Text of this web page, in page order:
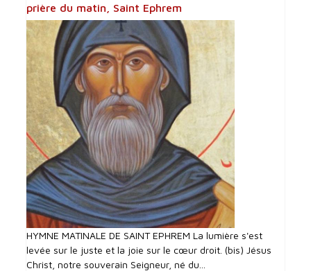
prière du matin, Saint Ephrem
HYMNE MATINALE DE SAINT EPHREM La lumière s'est
levée sur le juste et la joie sur le cœur droit. (bis) Jésus
Christ, notre souverain Seigneur, né du...